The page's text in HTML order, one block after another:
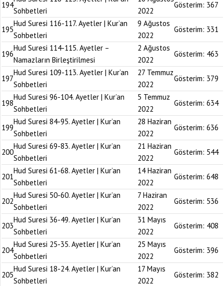
194
Sohbetleri
2022
Gösterim: 367
195
Hud Suresi 116-117. Ayetler | Kur’an
Sohbetleri
9 Ağustos
2022
Gösterim: 331
196
Hud Suresi 114-115. Ayetler –
Namazların Birleştirilmesi
2 Ağustos
2022
Gösterim: 463
197
Hud Suresi 109-113. Ayetler | Kur’an
Sohbetleri
27 Temmuz
2022
Gösterim: 379
198
Hud Suresi 96-104. Ayetler | Kur’an
Sohbetleri
5 Temmuz
2022
Gösterim: 634
199
Hud Suresi 84-95. Ayetler | Kur’an
Sohbetleri
28 Haziran
2022
Gösterim: 636
200
Hud Suresi 69-83. Ayetler | Kur’an
Sohbetleri
21 Haziran
2022
Gösterim: 544
201
Hud Suresi 61-68. Ayetler | Kur’an
Sohbetleri
14 Haziran
2022
Gösterim: 648
202
Hud Suresi 50-60. Ayetler | Kur’an
Sohbetleri
7 Haziran
2022
Gösterim: 536
203
Hud Suresi 36-49. Ayetler | Kur’an
Sohbetleri
31 Mayıs
2022
Gösterim: 408
204
Hud Suresi 25-35. Ayetler | Kur’an
Sohbetleri
25 Mayıs
2022
Gösterim: 396
205
Hud Suresi 18-24. Ayetler | Kur’an
Sohbetleri
17 Mayıs
2022
Gösterim: 382